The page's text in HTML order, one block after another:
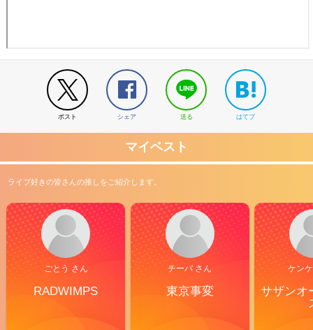
ポスト シェア 送る はてブ
マイベスト
ライブ好きの皆さんの推しをご紹介します。
ごとう さん
RADWIMPS
チーバ さん
東京事変
ケン
サザンオ